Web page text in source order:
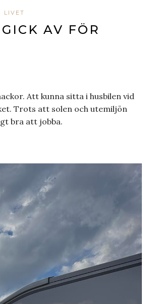
LIVET
AV FÖR
Att kunna sitta i husbilen vid
Trots att solen och utemiljön
bra att jobba.